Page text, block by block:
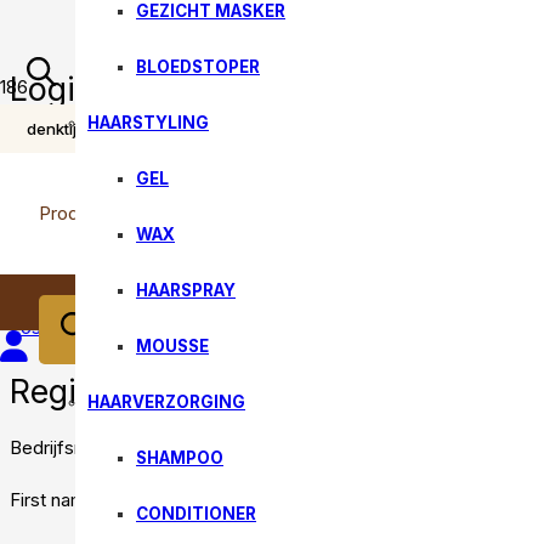
VEILIG BETALEN Gegarandeerd veilig shoppen
Producten zoeken
GEZICHT MASKER
BLOEDSTOPER
HAARSTYLING
GEL
WAX
HAARSPRAY
MOUSSE
HAARVERZORGING
SHAMPOO
CONDITIONER
Login
Username or email address
Lost your password?
Register
Bedrijfsnaam (optional)
First name